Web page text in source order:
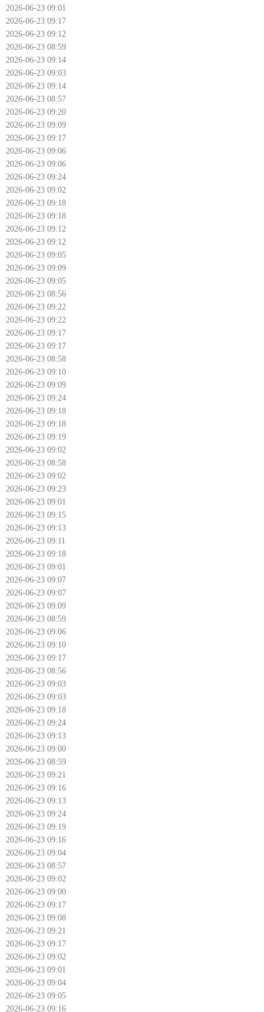
2026-06-23 09:01
2026-06-23 09:17
2026-06-23 09:12
2026-06-23 08:59
2026-06-23 09:14
2026-06-23 09:03
2026-06-23 09:14
2026-06-23 08:57
2026-06-23 09:20
2026-06-23 09:09
2026-06-23 09:17
2026-06-23 09:06
2026-06-23 09:06
2026-06-23 09:24
2026-06-23 09:02
2026-06-23 09:18
2026-06-23 09:18
2026-06-23 09:12
2026-06-23 09:12
2026-06-23 09:05
2026-06-23 09:09
2026-06-23 09:05
2026-06-23 08:56
2026-06-23 09:22
2026-06-23 09:22
2026-06-23 09:17
2026-06-23 09:17
2026-06-23 08:58
2026-06-23 09:10
2026-06-23 09:09
2026-06-23 09:24
2026-06-23 09:18
2026-06-23 09:18
2026-06-23 09:19
2026-06-23 09:02
2026-06-23 08:58
2026-06-23 09:02
2026-06-23 09:23
2026-06-23 09:01
2026-06-23 09:15
2026-06-23 09:13
2026-06-23 09:11
2026-06-23 09:18
2026-06-23 09:01
2026-06-23 09:07
2026-06-23 09:07
2026-06-23 09:09
2026-06-23 08:59
2026-06-23 09:06
2026-06-23 09:10
2026-06-23 09:17
2026-06-23 08:56
2026-06-23 09:03
2026-06-23 09:03
2026-06-23 09:18
2026-06-23 09:24
2026-06-23 09:13
2026-06-23 09:00
2026-06-23 08:59
2026-06-23 09:21
2026-06-23 09:16
2026-06-23 09:13
2026-06-23 09:24
2026-06-23 09:19
2026-06-23 09:16
2026-06-23 09:04
2026-06-23 08:57
2026-06-23 09:02
2026-06-23 09:00
2026-06-23 09:17
2026-06-23 09:08
2026-06-23 09:21
2026-06-23 09:17
2026-06-23 09:02
2026-06-23 09:01
2026-06-23 09:04
2026-06-23 09:05
2026-06-23 09:16